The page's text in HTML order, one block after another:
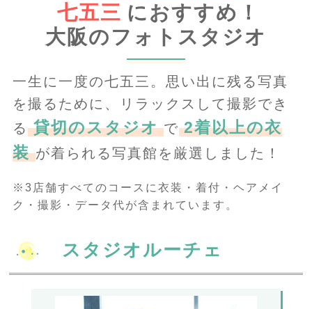
七五三 におすすめ！
大阪のフォトスタジオ
一生に一度の七五三。思い出に残る写真
を撮るために、リラックスして撮影でき
る 貸切のスタジオ で 2着以上の衣
装 が着られる写真館を厳選しました！
※3店舗すべてのコースに衣装・着付・ヘアメイ
ク・撮影・データ代が含まれています。
スタジオルーチェ